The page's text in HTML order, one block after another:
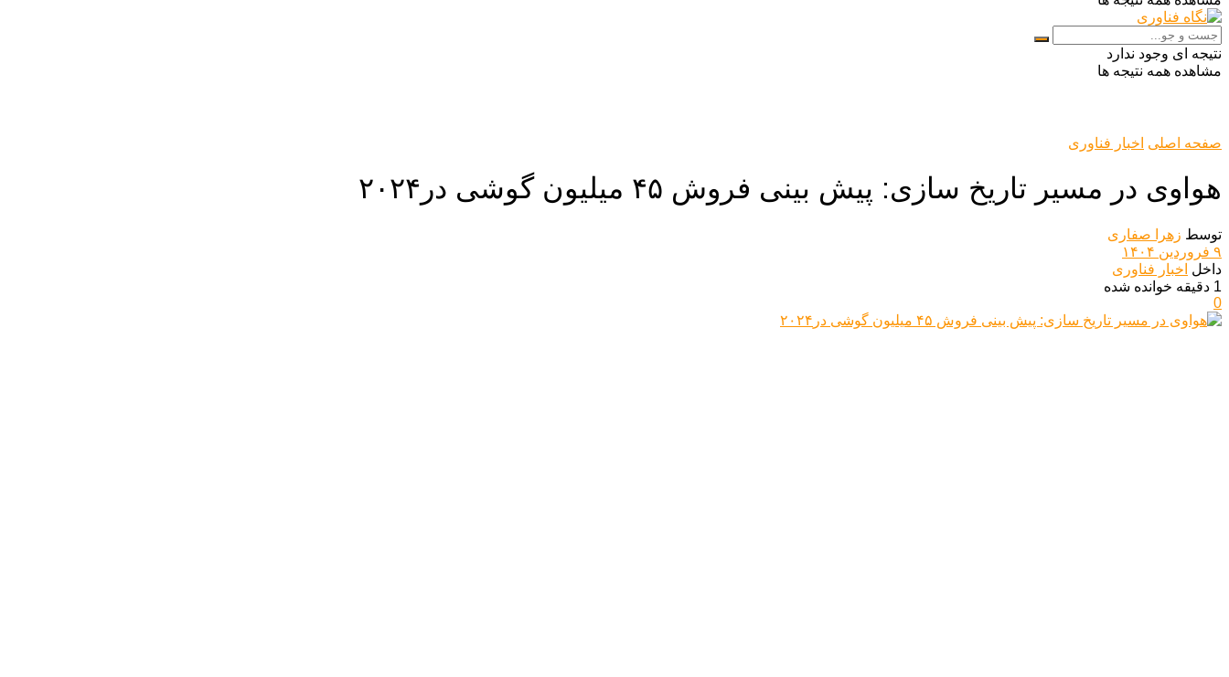
نتیجه ای وجود ندارد
مشاهده همه نتیجه ها
صفحه اصلی اخبار فناوری
هواوی در مسیر تاریخ سازی: پیش بینی فروش ۴۵ میلیون گوشی در۲۰۲۴
توسط زهرا صفاری
۹ فروردین ۱۴۰۴
داخل اخبار فناوری
1 دقیقه خوانده شده
0